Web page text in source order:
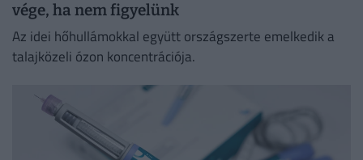
vége, ha nem figyelünk
Az idei hőhullámokkal együtt országszerte emelkedik a
talajközeli ózon koncentrációja.